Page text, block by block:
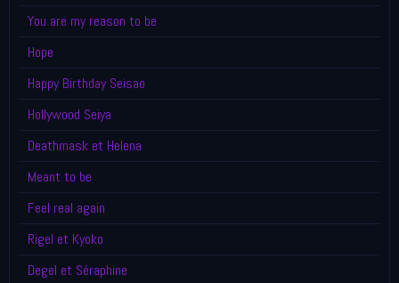
You are my reason to be
Hope
Happy Birthday Seisao
Hollywood Seiya
Deathmask et Helena
Meant to be
Feel real again
Rigel et Kyoko
Degel et Séraphine